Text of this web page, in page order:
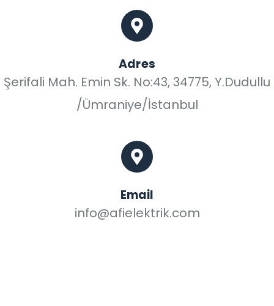
Adres
Şerifali Mah. Emin Sk. No:43, 34775, Y.Dudullu
/Ümraniye/İstanbul
Email
info@afielektrik.com